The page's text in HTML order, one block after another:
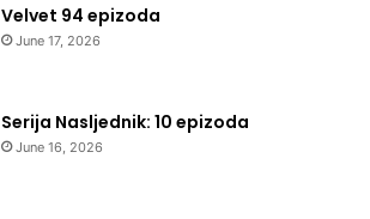
Velvet 94 epizoda
June 17, 2026
Serija Nasljednik: 10 epizoda
June 16, 2026